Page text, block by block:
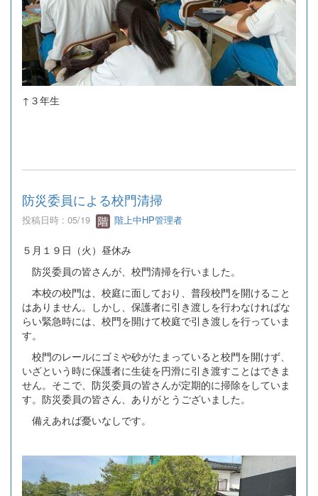
↑３年生
防災委員による校門清掃
投稿日時 : 05/19 階上中HP管理者
５月１９日（火）昼休み
防災委員の皆さんが、校門清掃を行いました。
本校の校門は、校庭に面しており、普段校門を開けること
はありません。しかし、保護者に引き渡しを行わなければな
らい緊急時には、校門を開けて校庭で引き渡しを行っていま
す。
校門のレールにゴミや砂がたまっていると校門を開けず、
いざという時に保護者に生徒を円滑に引き渡すことはできま
せん。そこで、防災委員の皆さんが定期的に掃除をしていま
す。防災委員の皆さん、ありがとうございました。
備えあれば憂いなしです。